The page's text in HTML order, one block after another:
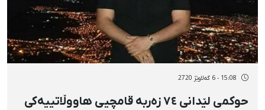
15:08 - 6 گەلاوێژ 2720
حوکمی لێدانی ٧٤ زەربە قامچیی هاووڵاتییەکی